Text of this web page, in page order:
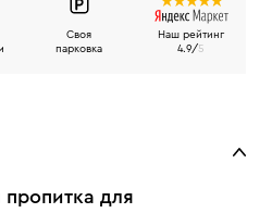
Своя
парковка
Наш рейтинг
4.9/5
для